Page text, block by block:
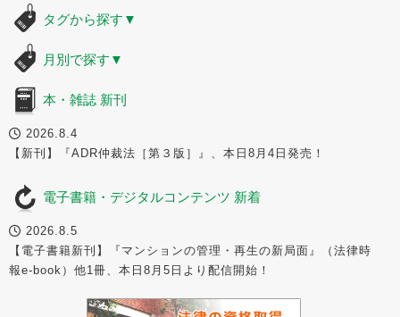
タグから探す ▼
月別で探す ▼
本・雑誌 新刊
2026.8.4
【新刊】『ADR仲裁法［第３版］』、本日8月4日発売！
電子書籍・デジタルコンテンツ 新着
2026.8.5
【電子書籍新刊】『マンションの管理・再生の新局面』（法律時
報e-book）他1冊、本日8月5日より配信開始！